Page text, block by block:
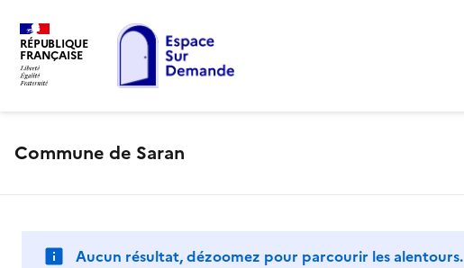
RÉPUBLIQUE
FRANÇAISE
Commune de Saran
Aucun résultat, dézoomez pour parcourir les alentours.